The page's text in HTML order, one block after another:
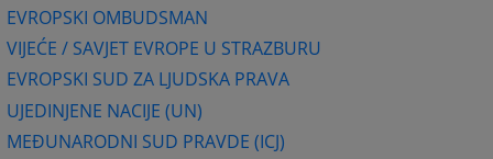
EVROPSKI OMBUDSMAN
VIJEĆE / SAVJET EVROPE U STRAZBURU
EVROPSKI SUD ZA LJUDSKA PRAVA
UJEDINJENE NACIJE (UN)
MEĐUNARODNI SUD PRAVDE (ICJ)